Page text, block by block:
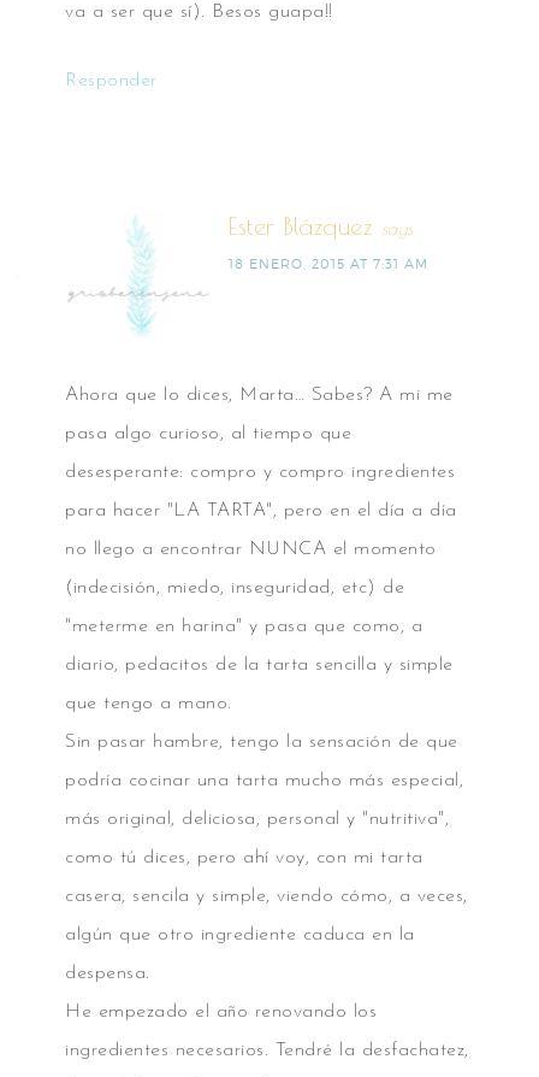
va a ser que sí). Besos guapa!!
Responder
Ester Blázquez says
18 ENERO, 2015 AT 7:31 AM
Ahora que lo dices, Marta… Sabes? A mi me
pasa algo curioso, al tiempo que
desesperante: compro y compro ingredientes
para hacer "LA TARTA", pero en el día a día
no llego a encontrar NUNCA el momento
(indecisión, miedo, inseguridad, etc) de
"meterme en harina" y pasa que como, a
diario, pedacitos de la tarta sencilla y simple
que tengo a mano.
Sin pasar hambre, tengo la sensación de que
podría cocinar una tarta mucho más especial,
más original, deliciosa, personal y "nutritiva",
como tú dices, pero ahí voy, con mi tarta
casera, sencila y simple, viendo cómo, a veces,
algún que otro ingrediente caduca en la
despensa.
He empezado el año renovando los
ingredientes necesarios. Tendré la desfachatez,